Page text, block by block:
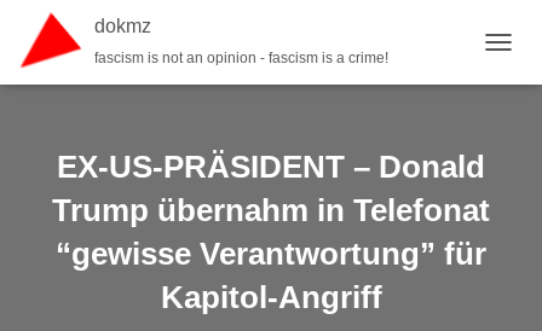
dokmz
fascism is not an opinion - fascism is a crime!
EX-US-PRÄSIDENT – Donald
Trump übernahm in Telefonat
“gewisse Verantwortung” für
Kapitol-Angriff